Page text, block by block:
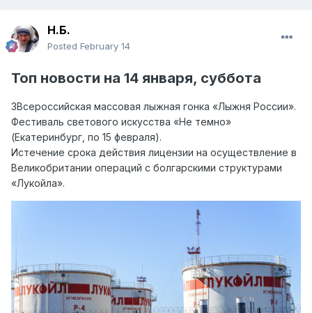
Н.Б.
Posted February 14
Топ новости на 14 января, суббота
ЗВсероссийская массовая лыжная гонка «Лыжня России».
Фестиваль светового искусства «Не темно»
(Екатеринбург, по 15 февраля).
Истечение срока действия лицензии на осуществление в
Великобритании операций с болгарскими структурами
«Лукойла».